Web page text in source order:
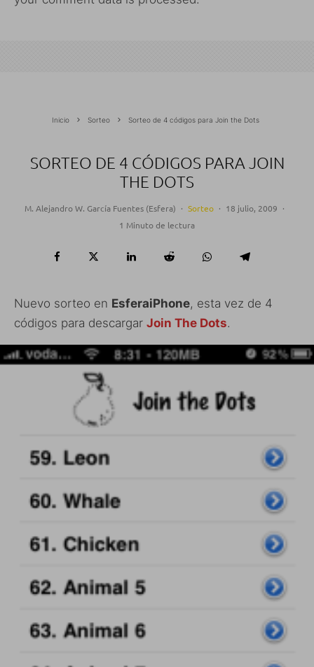
Inicio Sorteo Sorteo de 4 códigos para Join the Dots
SORTEO DE 4 CÓDIGOS PARA JOIN
THE DOTS
M. Alejandro W. García Fuentes (Esfera) · Sorteo · 18 julio, 2009 ·
1 Minuto de lectura
Nuevo sorteo en EsferaiPhone, esta vez de 4
códigos para descargar Join The Dots.